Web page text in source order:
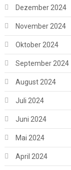
Dezember 2024
November 2024
Oktober 2024
September 2024
August 2024
Juli 2024
Juni 2024
Mai 2024
April 2024